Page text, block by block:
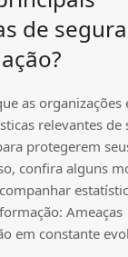
de
as organizações
relevantes de
protegerem
confira alguns
Ameaças
em constante